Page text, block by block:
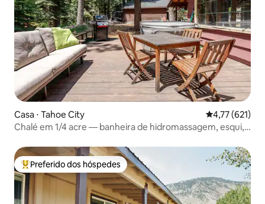
Casa ⋅ Tahoe City 4,77 de uma
4,77 (621)
Chalé em 1/4 acre — banheira de hidromassagem, esqui,
Entre os melhores preferidos dos hóspedes
Preferido dos hóspedes